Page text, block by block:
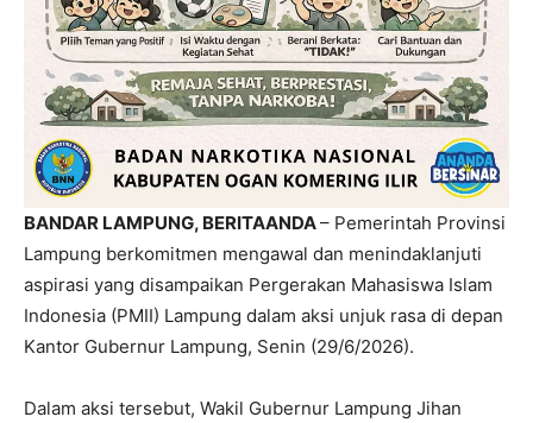
BANDAR LAMPUNG, BERITAANDA– Pemerintah Provinsi
Lampung berkomitmen mengawal dan menindaklanjuti
aspirasi yang disampaikan Pergerakan Mahasiswa Islam
Indonesia (PMII) Lampung dalam aksi unjuk rasa di depan
Kantor Gubernur Lampung, Senin (29/6/2026).
Dalam aksi tersebut, Wakil Gubernur Lampung Jihan